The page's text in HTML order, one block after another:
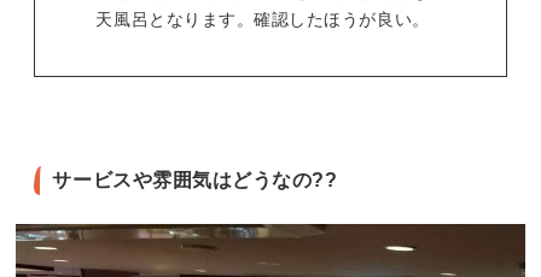
天風呂となります。確認したほうが良い。
サービスや雰囲気はどうなの??